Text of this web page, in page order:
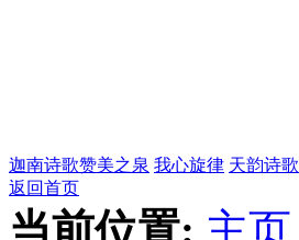
迦南诗歌赞美之泉 我心旋律 天韵诗歌
返回首页
当前位置: 主页